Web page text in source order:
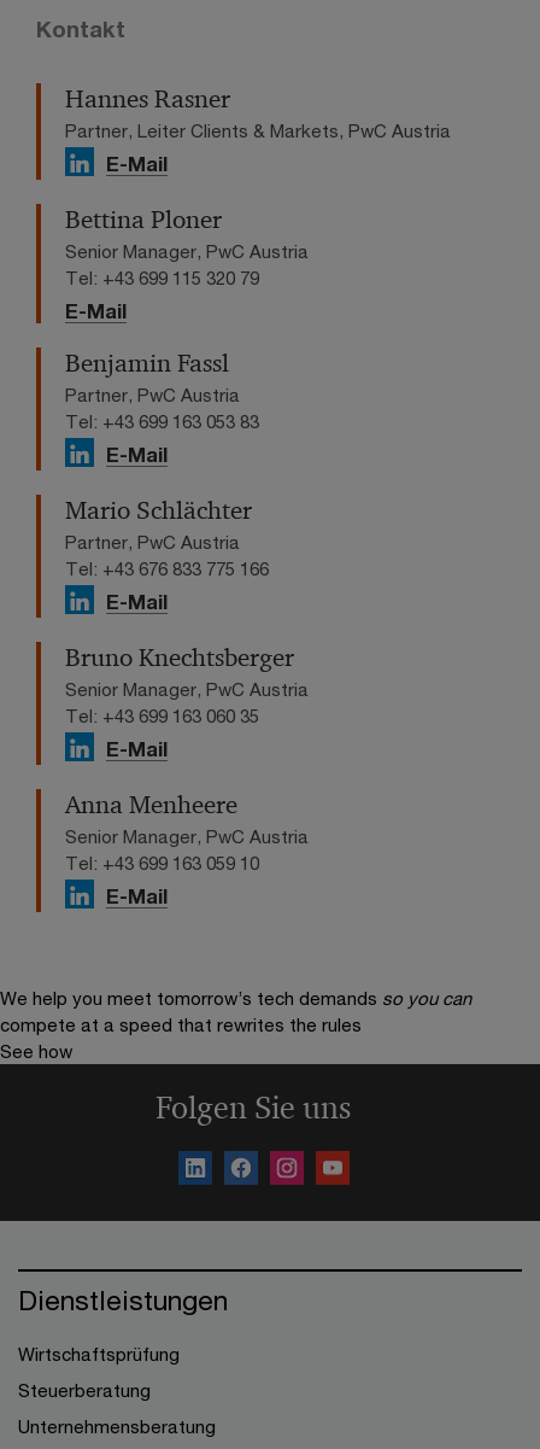
Kontakt
Hannes Rasner
Partner, Leiter Clients & Markets, PwC Austria
E-Mail
Bettina Ploner
Senior Manager, PwC Austria
Tel: +43 699 115 320 79
E-Mail
Benjamin Fassl
Partner, PwC Austria
Tel: +43 699 163 053 83
E-Mail
Mario Schlächter
Partner, PwC Austria
Tel: +43 676 833 775 166
E-Mail
Bruno Knechtsberger
Senior Manager, PwC Austria
Tel: +43 699 163 060 35
E-Mail
Anna Menheere
Senior Manager, PwC Austria
Tel: +43 699 163 059 10
E-Mail
We help you meet tomorrow’s tech demands so you can
compete at a speed that rewrites the rules
See how
Folgen Sie uns
Dienstleistungen
Wirtschaftsprüfung
Steuerberatung
Unternehmensberatung